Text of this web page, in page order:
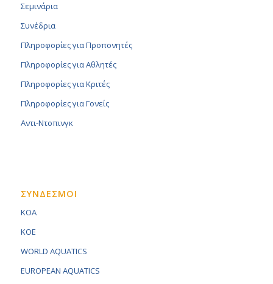
Σεμινάρια
Συνέδρια
Πληροφορίες για Προπονητές
Πληροφορίες για Αθλητές
Πληροφορίες για Κριτές
Πληροφορίες για Γονείς
Αντι-Ντοπινγκ
ΣΥΝΔΕΣΜΟΙ
KOA
KOE
WORLD AQUATICS
EUROPEAN AQUATICS